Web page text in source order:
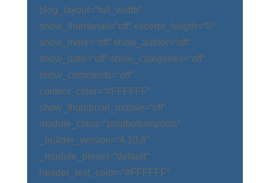
blog_layout=“full_width“
show_thumbnail=“off“ excerpt_length=“0″
show_more=“off“ show_author=“off“
show_date=“off“ show_categories=“off“
show_comments=“off“
content_color=“#FFFFFF“
show_thumbnail_mobile=“off“
module_class=“postbottomposts“
_builder_version=“4.10.8″
_module_preset=“default“
header_text_color=“#FFFFFF“